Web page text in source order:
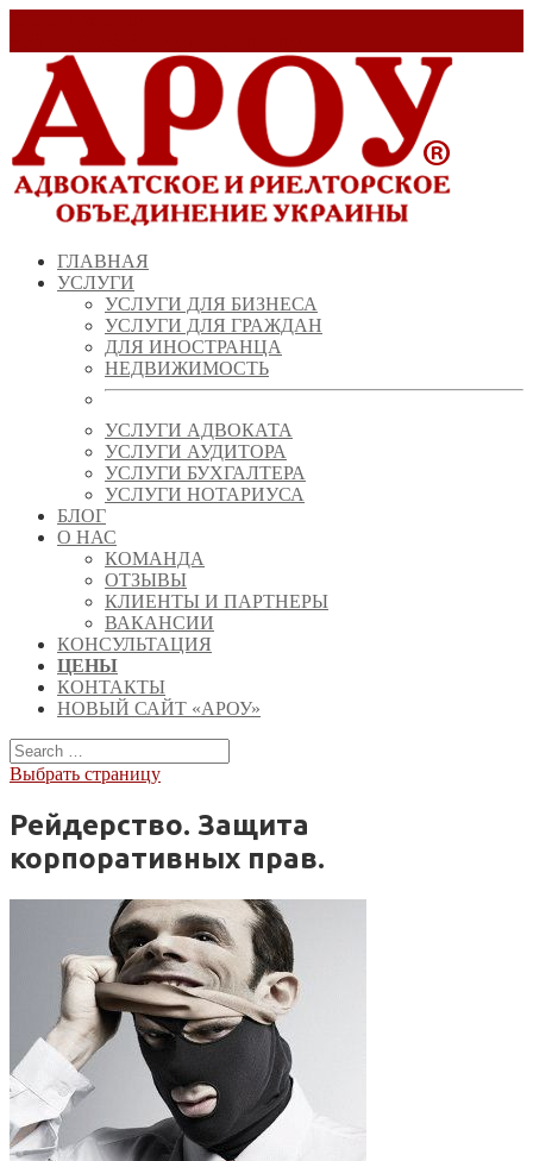
ГЛАВНАЯ
УСЛУГИ
УСЛУГИ ДЛЯ БИЗНЕСА
УСЛУГИ ДЛЯ ГРАЖДАН
ДЛЯ ИНОСТРАНЦА
НЕДВИЖИМОСТЬ
УСЛУГИ АДВОКАТА
УСЛУГИ АУДИТОРА
УСЛУГИ БУХГАЛТЕРА
УСЛУГИ НОТАРИУСА
БЛОГ
О НАС
КОМАНДА
ОТЗЫВЫ
КЛИЕНТЫ И ПАРТНЕРЫ
ВАКАНСИИ
КОНСУЛЬТАЦИЯ
ЦЕНЫ
КОНТАКТЫ
НОВЫЙ САЙТ «АРОУ»
Выбрать страницу
Рейдерство. Защита
корпоративных прав.